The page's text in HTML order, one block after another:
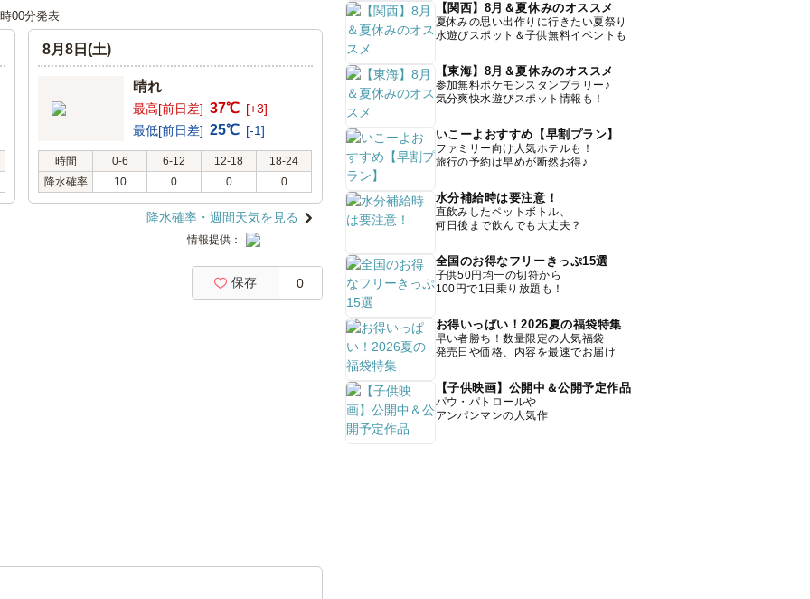
00分発表
8月8日(土)
晴れ
最高[前日差] 37℃ [+3]
最低[前日差] 25℃ [-1]
時間 0-6 6-12 12-18
18-24
降水確率
10 0 0 0
降水確率・週間天気を見る
情報提供：
保存 0
【関西】8月＆夏休みのオススメ
夏休みの思い出作りに行きたい夏祭り
水遊びスポット＆子供無料イベントも
【東海】8月＆夏休みのオススメ
参加無料ポケモンスタンプラリー♪
気分爽快水遊びスポット情報も！
いこーよおすすめ【早割プラン】
ファミリー向け人気ホテルも！
旅行の予約は早めが断然お得♪
水分補給時は要注意！
直飲みしたペットボトル、
何日後まで飲んでも大丈夫？
全国のお得なフリーきっぷ15選
子供50円均一の切符から
100円で1日乗り放題も！
お得いっぱい！2026夏の福袋特集
早い者勝ち！数量限定の人気福袋
発売日や価格、内容を最速でお届け
【子供映画】公開中＆公開予定作品
パウ・パトロールや
アンパンマンの人気作